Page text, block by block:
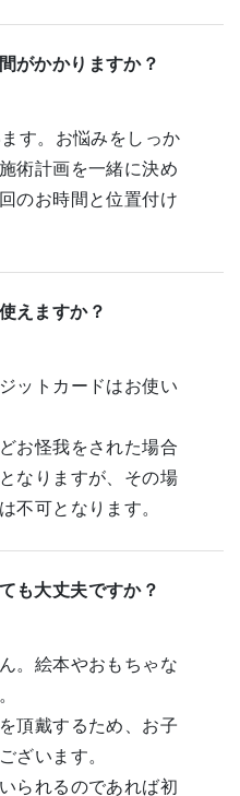
がかかりますか？
す。お悩みをしっか
術計画を一緒に決め
のお時間と位置付け
えますか？
ットカードはお使い
お怪我をされた場合
なりますが、その場
不可となります。
も大丈夫ですか？
。絵本やおもちゃな
頂戴するため、お子
ざいます。
られるのであれば初